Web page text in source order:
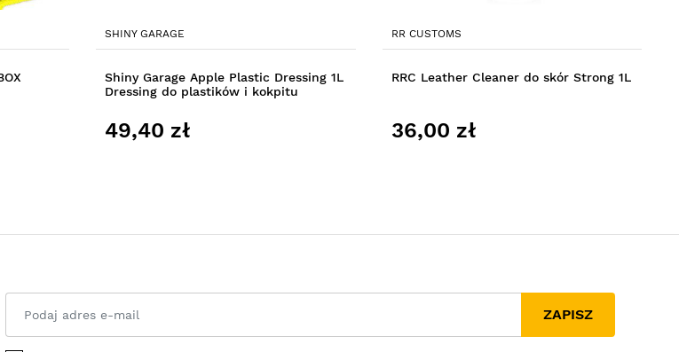
SHINY GARAGE
Shiny Garage Apple Plastic Dressing 1L
Dressing do plastików i kokpitu
49,40 zł
RR CUSTOMS
RRC Leather Cleaner do skór Strong 1L
36,00 zł
ZAPISZ